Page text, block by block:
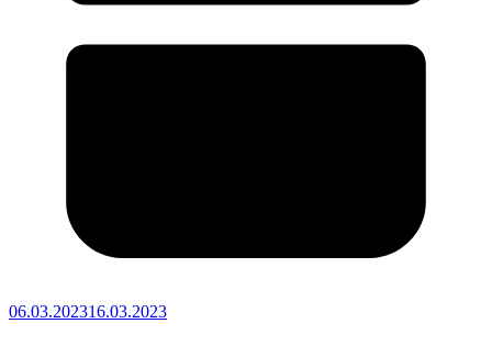
06.03.202316.03.2023